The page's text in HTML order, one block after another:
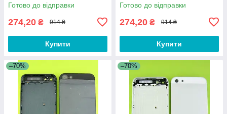
Готово до відправки
274,20 ₴ 914 ₴
Купити
Готово до відправки
274,20 ₴ 914 ₴
Купити
–70% –70%